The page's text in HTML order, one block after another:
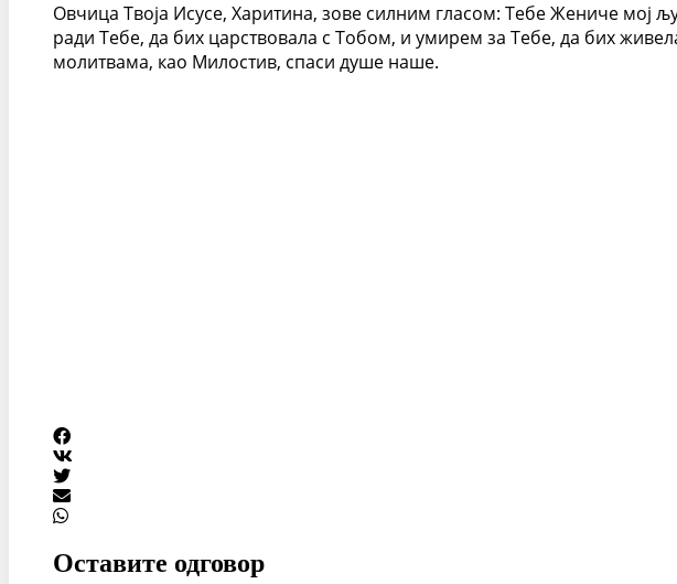
Овчица Твоја Исусе, Харитина, зове силним гласом: Тебе Жениче
ради Тебе, да бих царствовала с Тобом, и умирем за Тебе, да бих
молитвама, као Милостив, спаси душе наше.
Оставите одговор